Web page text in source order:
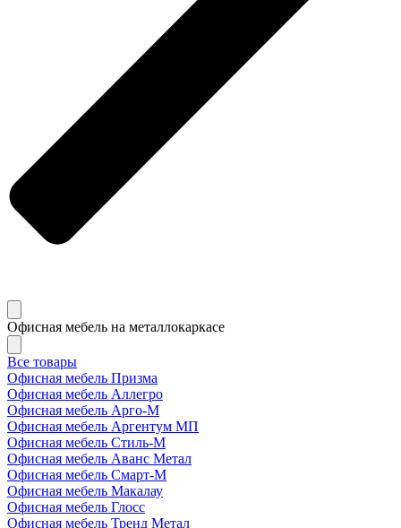
Офисная мебель на металлокаркасе
Все товары
Офисная мебель Призма
Офисная мебель Аллегро
Офисная мебель Арго-М
Офисная мебель Аргентум МП
Офисная мебель Стиль-М
Офисная мебель Аванс Метал
Офисная мебель Смарт-М
Офисная мебель Макалау
Офисная мебель Глосс
Офисная мебель Тренд Метал